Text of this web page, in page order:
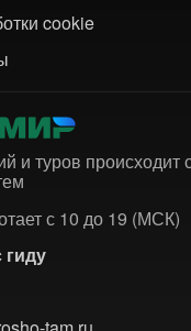
cookie
и туров
с 10 до 19 (МСК)
гиду